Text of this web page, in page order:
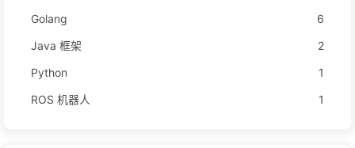
Golang
6
Java 框架
2
Python
1
ROS 机器人
1